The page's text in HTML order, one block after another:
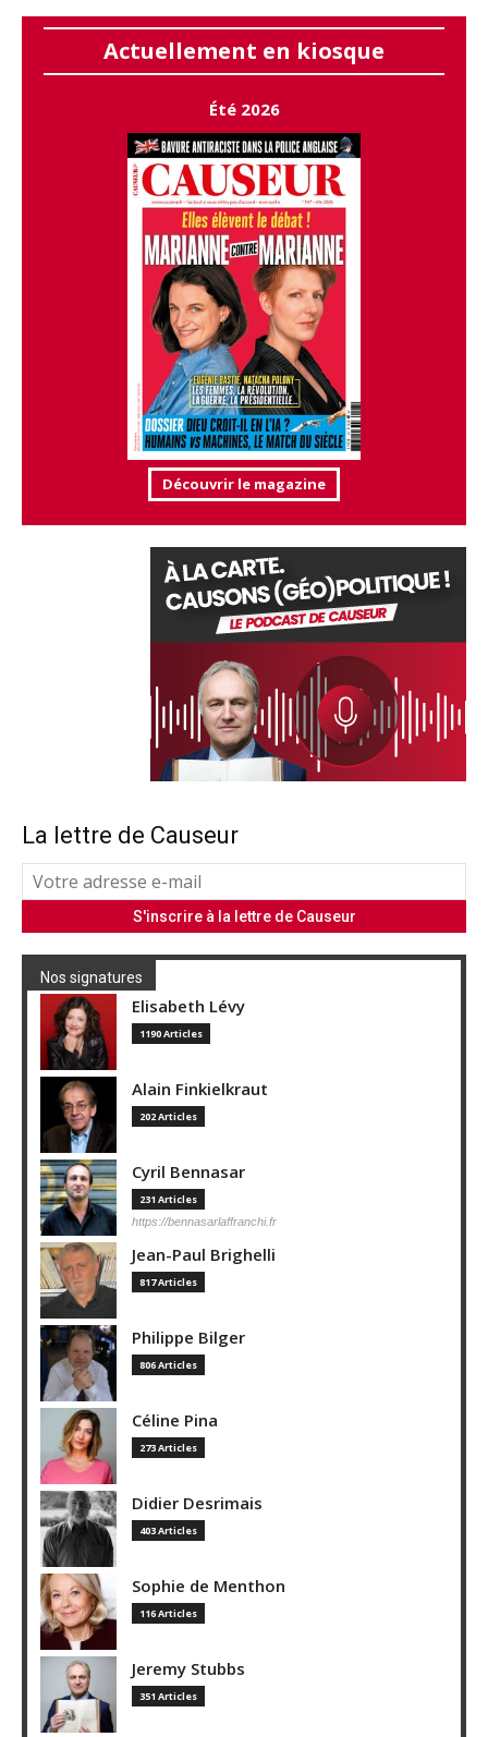
Actuellement en kiosque
Été 2026
Découvrir le magazine
La lettre de Causeur
Nos signatures
Elisabeth Lévy
1190 Articles
Alain Finkielkraut
202 Articles
Cyril Bennasar
231 Articles
https://bennasarlaffranchi.fr
Jean-Paul Brighelli
817 Articles
Philippe Bilger
806 Articles
Céline Pina
273 Articles
Didier Desrimais
403 Articles
Sophie de Menthon
116 Articles
Jeremy Stubbs
351 Articles